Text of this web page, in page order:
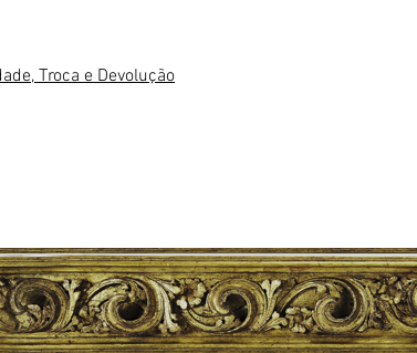
Troca e Devolução